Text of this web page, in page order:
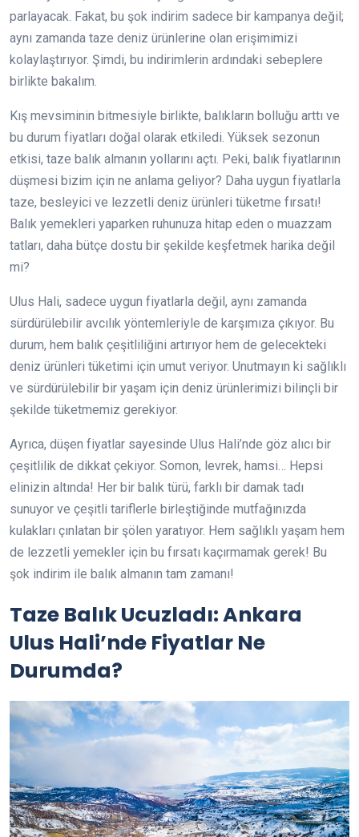
parlayacak. Fakat, bu şok indirim sadece bir kampanya değil;
aynı zamanda taze deniz ürünlerine olan erişimimizi
kolaylaştırıyor. Şimdi, bu indirimlerin ardındaki sebeplere
birlikte bakalım.
Kış mevsiminin bitmesiyle birlikte, balıkların bolluğu arttı ve
bu durum fiyatları doğal olarak etkiledi. Yüksek sezonun
etkisi, taze balık almanın yollarını açtı. Peki, balık fiyatlarının
düşmesi bizim için ne anlama geliyor? Daha uygun fiyatlarla
taze, besleyici ve lezzetli deniz ürünleri tüketme fırsatı!
Balık yemekleri yaparken ruhunuza hitap eden o muazzam
tatları, daha bütçe dostu bir şekilde keşfetmek harika değil
mi?
Ulus Hali, sadece uygun fiyatlarla değil, aynı zamanda
sürdürülebilir avcılık yöntemleriyle de karşımıza çıkıyor. Bu
durum, hem balık çeşitliliğini artırıyor hem de gelecekteki
deniz ürünleri tüketimi için umut veriyor. Unutmayın ki sağlıklı
ve sürdürülebilir bir yaşam için deniz ürünlerimizi bilinçli bir
şekilde tüketmemiz gerekiyor.
Ayrıca, düşen fiyatlar sayesinde Ulus Hali’nde göz alıcı bir
çeşitlilik de dikkat çekiyor. Somon, levrek, hamsi… Hepsi
elinizin altında! Her bir balık türü, farklı bir damak tadı
sunuyor ve çeşitli tariflerle birleştiğinde mutfağınızda
kulakları çınlatan bir şölen yaratıyor. Hem sağlıklı yaşam hem
de lezzetli yemekler için bu fırsatı kaçırmamak gerek! Bu
şok indirim ile balık almanın tam zamanı!
Taze Balık Ucuzladı: Ankara
Ulus Hali’nde Fiyatlar Ne
Durumda?